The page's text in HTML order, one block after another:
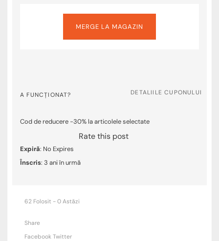
MERGE LA MAGAZIN
A FUNCȚIONAT? DETALIILE CUPONULUI
Cod de reducere -30% la articolele selectate
Rate this post
Expiră: No Expires
Înscris: 3 ani în urmă
62 Folosit - 0 Astăzi
Share
FacebookTwitter